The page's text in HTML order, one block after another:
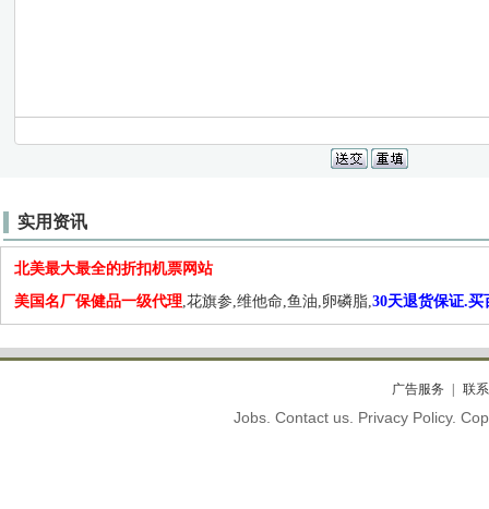
实用资讯
北美最大最全的折扣机票网站
美国名厂保健品一级代理,花旗参,维他命,鱼油,卵磷脂,30天退货保证.买
广告服务 联
Jobs. Contact us. Privacy Policy.